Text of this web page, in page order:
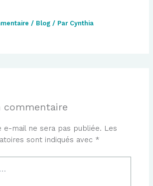
/ Blog / Par Cynthia
commentaire
e-mail ne sera pas publiée. Les
sont indiqués avec *